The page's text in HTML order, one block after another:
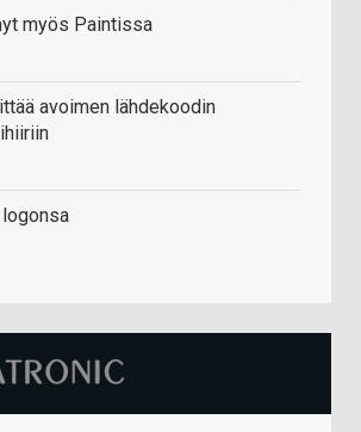
myös Paintissa
avoimen lähdekoodin